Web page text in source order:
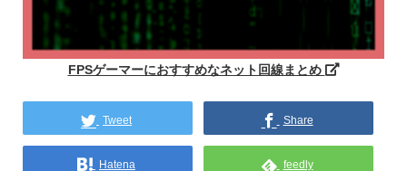
FPSゲーマーにおすすめなネット回線まとめ
Tweet Share
Hatena feedly